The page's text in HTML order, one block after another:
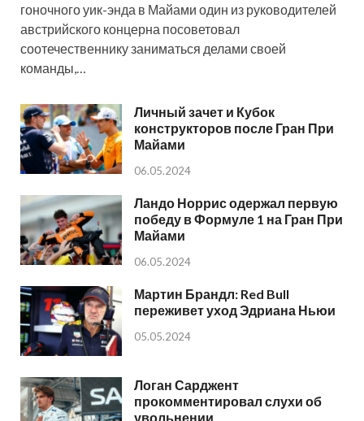
гоночного уик-энда в Майами один из руководителей
австрийского концерна посоветовал
соотечественнику заниматься делами своей
команды,…
Личный зачет и Кубок
конструкторов после Гран При
Майами
06.05.2024
Ландо Норрис одержал первую
победу в Формуле 1 на Гран При
Майами
06.05.2024
Мартин Брандл: Red Bull
переживет уход Эдриана Ньюи
05.05.2024
Логан Сарджент
прокомментировал слухи об
увольнении